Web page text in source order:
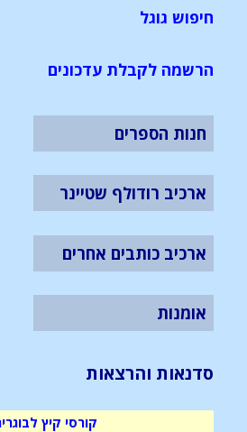
חיפוש גוגל
הרשמה לקבלת עדכונים
חנות הספרים
ארכיב רודולף שטיינר
ארכיב כותבים אחרים
אומנות
סדנאות והרצאות
קורסי קיץ